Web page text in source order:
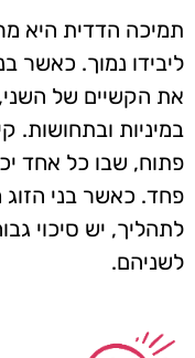
תמיכה הדדית היא
ליבידו נמוך. כאשר
את הקשיים של השני,
במיניות ובתחושות.
פתוח, שבו כל אחד
פחד. כאשר בני הזוג
לתהליך, יש סיכוי
לשניהם.